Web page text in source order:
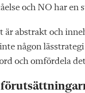
och NO har en
är abstrakt och
någon
och omfördela